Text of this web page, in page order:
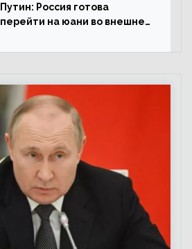
Путин: Россия готова
перейти на юани во внешней